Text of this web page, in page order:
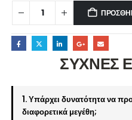
ΣΥΧΝΕΣ
1. Υπάρχει δυνατότητα να
διαφορετικά μεγέθη;